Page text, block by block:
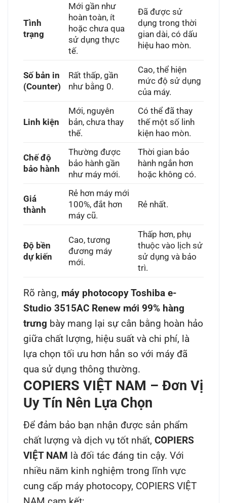
Tình
trạng
Mới gần như
hoàn toàn, ít
hoặc chưa qua
sử dụng thực
tế.
Đã được sử
dụng trong thời
gian dài, có dấu
hiệu hao mòn.
Số bản in
(Counter)
Rất thấp, gần
như bằng 0.
Cao, thể hiện
mức độ sử dụng
của máy.
Linh kiện
Mới, nguyên
bản, chưa thay
thế.
Có thể đã thay
thế một số linh
kiện hao mòn.
Chế độ
bảo hành
Thường được
bảo hành gần
như máy mới.
Thời gian bảo
hành ngắn hơn
hoặc không có.
Giá
thành
Rẻ hơn máy mới
100%, đắt hơn
máy cũ.
Rẻ nhất.
Độ bền
dự kiến
Cao, tương
đương máy
mới.
Thấp hơn, phụ
thuộc vào lịch sử
sử dụng và bảo
trì.
Rõ ràng, máy photocopy Toshiba e-
Studio 3515AC Renew mới 99% hàng
trưng bày mang lại sự cân bằng hoàn hảo
giữa chất lượng, hiệu suất và chi phí, là
lựa chọn tối ưu hơn hẳn so với máy đã
qua sử dụng thông thường.
COPIERS VIỆT NAM – Đơn Vị
Uy Tín Nên Lựa Chọn
Để đảm bảo bạn nhận được sản phẩm
chất lượng và dịch vụ tốt nhất, COPIERS
VIỆT NAM là đối tác đáng tin cậy. Với
nhiều năm kinh nghiệm trong lĩnh vực
cung cấp máy photocopy, COPIERS VIỆT